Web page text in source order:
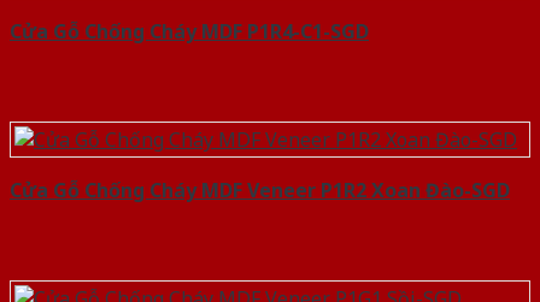
Cửa Gỗ Chống Cháy MDF P1R4-C1-SGD
Cửa Gỗ Chống Cháy MDF Veneer P1R2 Xoan Đào-SGD